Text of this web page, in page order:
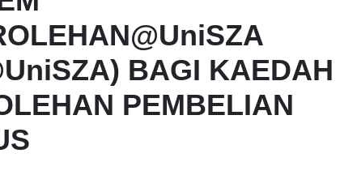
BAGI KAEDAH
PEMBELIAN